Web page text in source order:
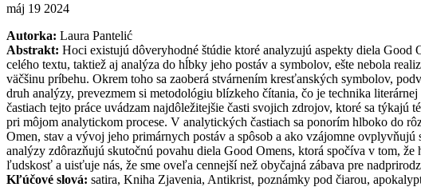
máj 19 2024
Autorka: Laura Pantelić
Abstrakt: Hoci existujú dôveryhodné štúdie ktoré analyzujú aspekty diela
celého textu, taktiež aj analýza do hĺbky jeho postáv a symbolov, ešte nebola
väčšinu príbehu. Okrem toho sa zaoberá stvárnením kresťanských symbolov,
druh analýzy, prevezmem si metodológiu blízkeho čítania, čo je technika
častiach tejto práce uvádzam najdôležitejšie časti svojich zdrojov, ktoré sa
pri môjom analytickom procese. V analytických častiach sa ponorím hlboko do
Omen, stav a vývoj jeho primárnych postáv a spôsob a ako vzájomne
analýzy zdôrazňujú skutočnú povahu diela Good Omens, ktorá spočíva v tom,
ľudskosť a uisťuje nás, že sme oveľa cennejší než obyčajná zábava pre
Kľúčové slová: satira, Kniha Zjavenia, Antikrist, poznámky pod čiarou,